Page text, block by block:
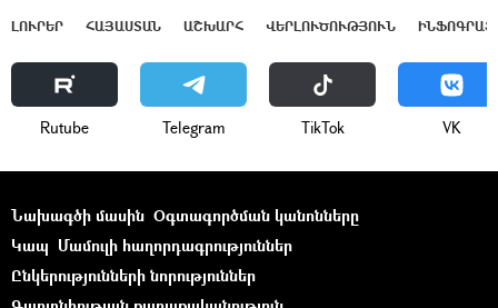
ԼՈՒՐԵՐ ՀԱՅԱՍՏԱՆ ԱՇԽԱՐՀ ՎԵՐԼՈՒԾՈՒԹՅՈՒՆ
Rutube Telegram ТikТоk VK
Նախագծի մասին Օգտագործման կանոնները
Կապ Մամուլի հաղորդագրություններ
Ընկերությունների նորություններ